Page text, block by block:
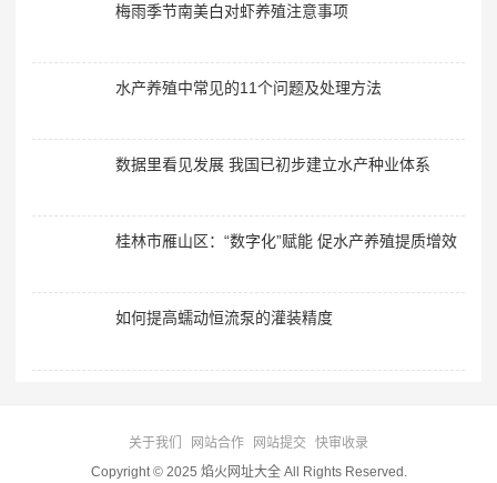
梅雨季节南美白对虾养殖注意事项
水产养殖中常见的11个问题及处理方法
数据里看见发展 我国已初步建立水产种业体系
桂林市雁山区：“数字化”赋能 促水产养殖提质增效
如何提高蠕动恒流泵的灌装精度
关于我们 网站合作 网站提交
快审收录
Copyright © 2025 焰火网址大全 All Rights Reserved.